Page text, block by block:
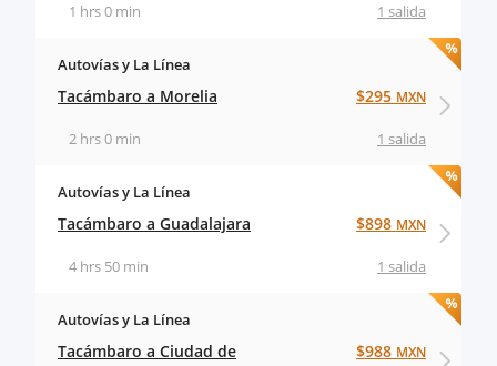
1 salida
1 hrs 0 min
Autovías y La Línea
Tacámbaro a Morelia
1 salida
2 hrs 0 min
$295 MXN
Autovías y La Línea
Tacámbaro a Guadalajara
1 salida
4 hrs 50 min
$898 MXN
Autovías y La Línea
Tacámbaro a Ciudad de
$988 MXN